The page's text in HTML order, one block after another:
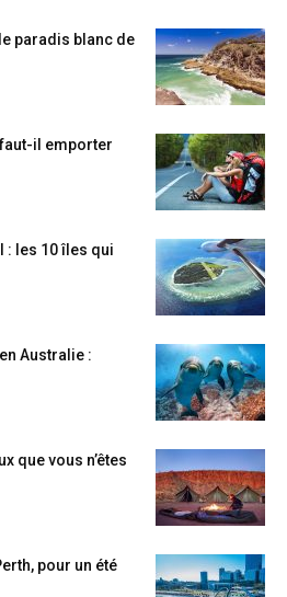
paradis blanc de
il emporter
: les 10 îles qui
Australie :
que vous n’êtes
pour un été